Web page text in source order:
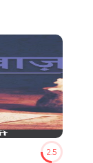
2.5